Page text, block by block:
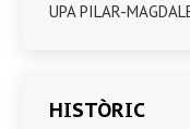
UPA PILAR-
HISTÒRIC